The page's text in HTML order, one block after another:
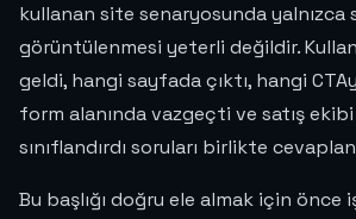
kullanan site senaryosunda yalnızca
görüntülenmesi yeterli değildir.
geldi, hangi sayfada çıktı, hangi
form alanında vazgeçti ve satış
sınıflandırdı soruları birlikte
Bu başlığı doğru ele almak için önce